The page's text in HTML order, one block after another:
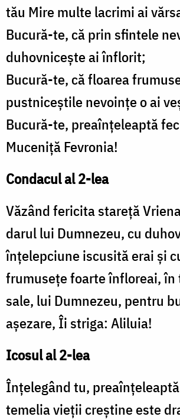
tău Mire multe lacrimi ai
Bucură-te, că prin sfintele
duhovniceşte ai înflorit;
Bucură-te, că floarea
pustniceştile nevoinţe o ai
Bucură-te, preaînţeleaptă
Muceniţă Fevronia!
Condacul al 2-lea
Văzând fericita stareţă
darul lui Dumnezeu, cu
înţelepciune iscusită erai şi
frumuseţe foarte înfloreai,
sale, lui Dumnezeu, pentru
aşezare, Îi striga: Aliluia!
Icosul al 2-lea
Înţelegând tu,
temelia vieţii creştine este